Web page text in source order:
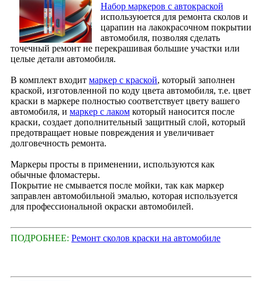
Набор маркеров с автокраской
используюется для ремонта сколов и
царапин на лакокрасочном покрытии
автомобиля, позволяя сделать
точечный ремонт не перекрашивая большие участки или
целые детали автомобиля.
В комплект входит маркер с краской, который заполнен
краской, изготовленной по коду цвета автомобиля, т.е. цвет
краски в маркере полностью соответствует цвету вашего
автомобиля, и маркер с лаком который наносится после
краски, создает дополнительный защитный слой, который
предотвращает новые повреждения и увеличивает
долговечность ремонта.
Маркеры просты в применении, используются как
обычные фломастеры.
Покрытие не смывается после мойки, так как маркер
заправлен автомобильной эмалью, которая используется
для профессиональной окраски автомобилей.
ПОДРОБНЕЕ: Ремонт сколов краски на автомобиле